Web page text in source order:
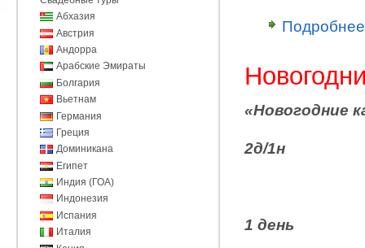
Подробнее
«Новогодние
2д/1н
1 день
Абхазия
Австрия
Андорра
Арабские Эмираты
Болгария
Вьетнам
Германия
Греция
Доминикана
Египет
Индия (ГОА)
Индонезия
Испания
Италия